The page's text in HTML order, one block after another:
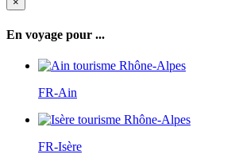
En voyage pour ...
FR-Ain
FR-Isère